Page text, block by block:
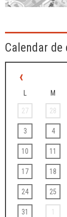
Calendar de
‹
L M
27 28
3 4
10 11
17 18
24 25
31 1